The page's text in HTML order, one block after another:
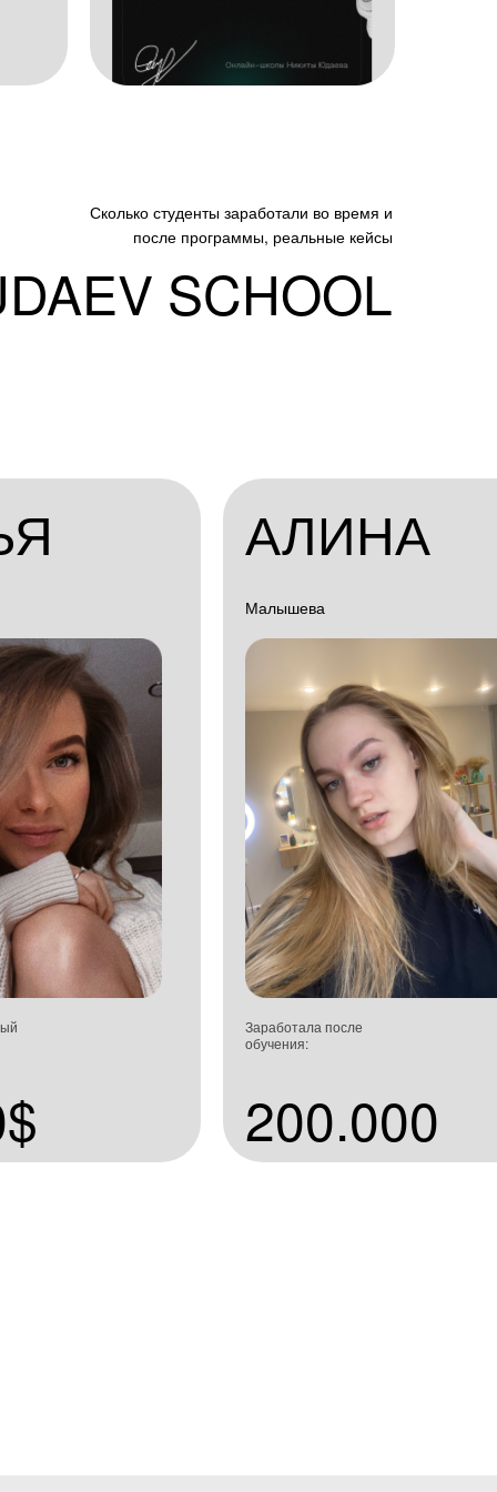
SCHOOL
Сколько студенты заработали во время и
после программы, реальные кейсы
Заработала после
обучения:
АЛИНА
Малышева
200.000